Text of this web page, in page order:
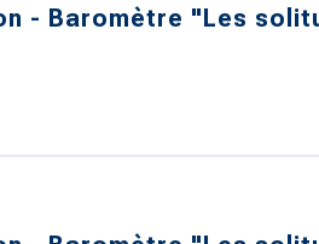
- Baromètre "Les